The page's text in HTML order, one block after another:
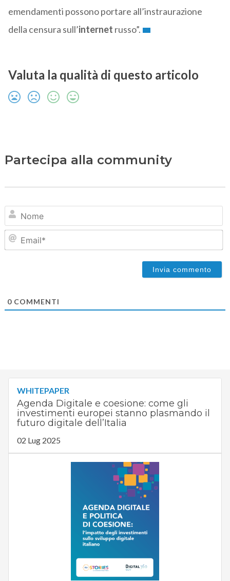
emendamenti possono portare all’instraurazione
della censura sull’internet russo”.
Valuta la qualità di questo articolo
Partecipa alla community
0COMMENTI
WHITEPAPER
Agenda Digitale e coesione: come gli
investimenti europei stanno plasmando il
futuro digitale dell’Italia
02 Lug 2025